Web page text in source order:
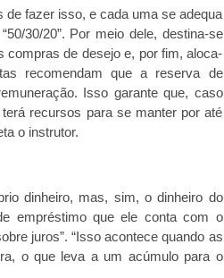
de fazer isso, e cada uma se adequa
30/20”. Por meio dele, destina-se
compras de desejo e, por fim, aloca-
recomendam que a reserva de
Isso garante que, caso
recursos para se manter por até
o instrutor.
dinheiro, mas, sim, o dinheiro do
empréstimo que ele conta com o
juros”. “Isso acontece quando as
o que leva a um acúmulo para o